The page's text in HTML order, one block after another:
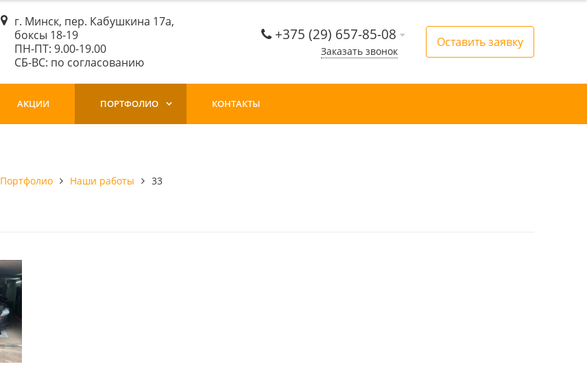
г. Минск, пер. Кабушкина 17а,
боксы 18-19
ПН-ПТ: 9.00-19.00
СБ-ВС: по согласованию
+375 (29) 657-85-08
Заказать звонок
Оставить заявку
АКЦИИ ПОРТФОЛИО КОНТАКТЫ
Портфолио Наши работы 33